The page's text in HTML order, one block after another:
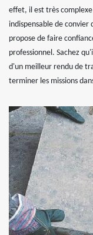
effet, il est très
indispensable de convier
propose de faire
professionnel. Sachez
d'un meilleur rendu de
terminer les missions